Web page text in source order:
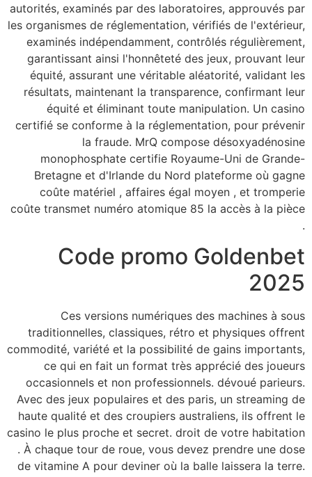
autorités, examinés
les organismes de
examinés
garantissant ainsi
équité, assurant
résultats,
équité et
certifié se conforme
la
monophosphate
Bretagne et
coûte matériel ,
coûte transmet
Code
Ces
traditionnelles,
commodité, variété et
ce qui en fait
occasionnels et
Avec des jeux
haute qualité et des
casino le plus proche
. À chaque tour de
de vitamine A pour